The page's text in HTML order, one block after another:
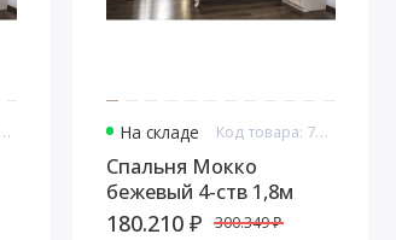
7596 На складе Код товара: 7597
Спальня Мокко
бежевый 4-ств 1,8м
180.210 ₽ 300.349 ₽